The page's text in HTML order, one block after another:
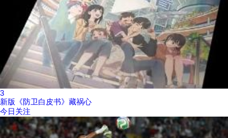
3
新版《防卫白皮书》藏祸心
今日关注